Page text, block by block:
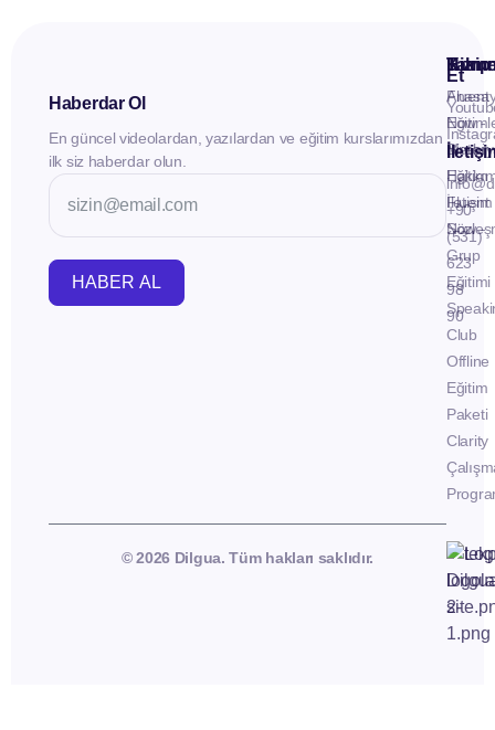
Haberdar Ol
En güncel videolardan, yazılardan ve eğitim kurslarımızdan
ilk siz haberdar olun.
HABER AL
İletişim
Fluent
Now -
Birebir
Eğitim
Fluent
Now -
Grup
Eğitimi
Club
Offline
Eğitim
Paketi
Clarity
Takip
Et
+90
(531)
623
98
90
© 2026 Dilgua. Tüm hakları saklıdır.